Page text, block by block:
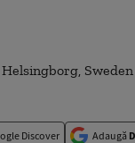
Discover Adaugă